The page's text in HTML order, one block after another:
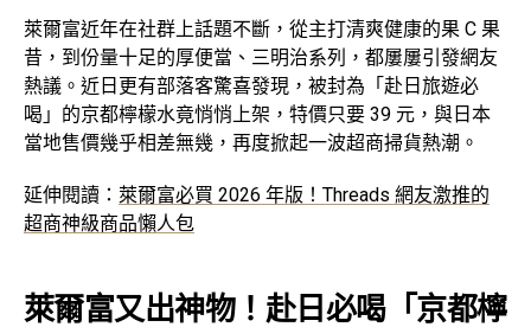
萊爾富近年在社群上話題不斷，從主打清爽健康的果 C 果
昔，到份量十足的厚便當、三明治系列，都屢屢引發網友
熱議。近日更有部落客驚喜發現，被封為「赴日旅遊必
喝」的京都檸檬水竟悄悄上架，特價只要 39 元，與日本
當地售價幾乎相差無幾，再度掀起一波超商掃貨熱潮。
延伸閱讀： 萊爾富必買 2026 年版！Threads 網友激推的
超商神級商品懶人包
萊爾富又出神物！赴日必喝「京都檸